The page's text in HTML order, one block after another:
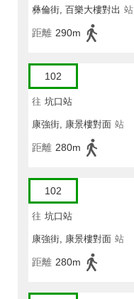
彝倫街, 百樂大樓對出 站
距離 290m
102
往 坑口站
康強街, 康景樓對面 站
距離 280m
102
往 坑口站
康強街, 康景樓對面 站
距離 280m